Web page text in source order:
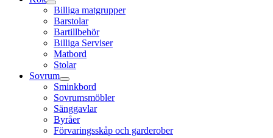
Billiga matgrupper
Barstolar
Bartillbehör
Billiga Serviser
Matbord
Stolar
Sovrum
Sminkbord
Sovrumsmöbler
Sänggavlar
Byråer
Förvaringsskåp och garderober